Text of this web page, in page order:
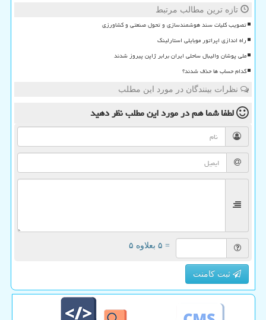
تازه ترین مطالب مرتبط
تصویب کلیات سند هوشمندسازی و تحول صنعتی و کشاورزی
راه اندازی اپراتور موبایلی استارلینک
ملی پوشان والیبال ساحلی ایران برابر ژاپن پیروز شدند
کدام حساب ها حذف شدند؟
نظرات بینندگان در مورد این مطلب
لطفا شما همدر مورد این مطلبنظر دهید
= ۵ بعلاوه ۵
ثبت کامنت